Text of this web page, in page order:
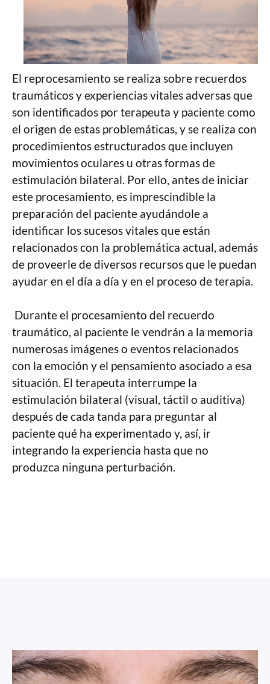
El reprocesamiento se realiza sobre recuerdos
traumáticos y experiencias vitales adversas que
son identificados por terapeuta y paciente como
el origen de estas problemáticas, y se realiza con
procedimientos estructurados que incluyen
movimientos oculares u otras formas de
estimulación bilateral. Por ello, antes de iniciar
este procesamiento, es imprescindible la
preparación del paciente ayudándole a
identificar los sucesos vitales que están
relacionados con la problemática actual, además
de proveerle de diversos recursos que le puedan
ayudar en el día a día y en el proceso de terapia.
Durante el procesamiento del recuerdo
traumático, al paciente le vendrán a la memoria
numerosas imágenes o eventos relacionados
con la emoción y el pensamiento asociado a esa
situación. El terapeuta interrumpe la
estimulación bilateral (visual, táctil o auditiva)
después de cada tanda para preguntar al
paciente qué ha experimentado y, así, ir
integrando la experiencia hasta que no
produzca ninguna perturbación.